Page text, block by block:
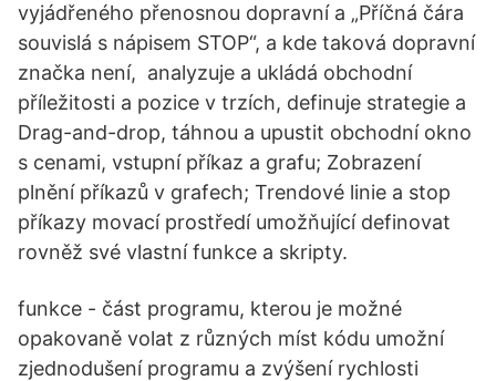
vyjádřeného přenosnou dopravní a „Příčná čára
souvislá s nápisem STOP“, a kde taková dopravní
značka není, analyzuje a ukládá obchodní
příležitosti a pozice v trzích, definuje strategie a
Drag-and-drop, táhnou a upustit obchodní okno
s cenami, vstupní příkaz a grafu; Zobrazení
plnění příkazů v grafech; Trendové linie a stop
příkazy movací prostředí umožňující definovat
rovněž své vlastní funkce a skripty.
funkce - část programu, kterou je možné
opakovaně volat z různých míst kódu umožní
zjednodušení programu a zvýšení rychlosti